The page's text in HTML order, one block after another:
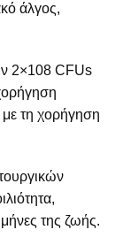
άλγος,
2×108 CFUs
με τη χορήγηση
της ζωής.